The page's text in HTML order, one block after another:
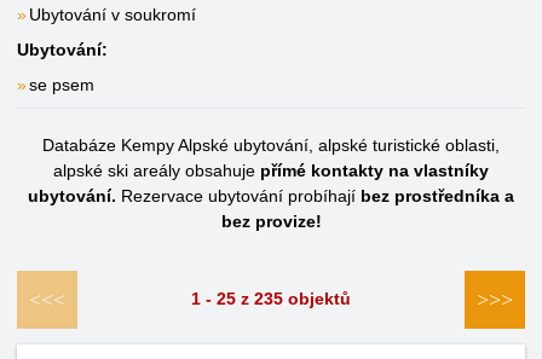
Ubytování v soukromí
Ubytování:
se psem
Databáze Kempy Alpské ubytování, alpské turistické oblasti,
alpské ski areály obsahuje přímé kontakty na vlastníky
ubytování. Rezervace ubytování probíhají bez prostředníka a
bez provize!
<<< 1 - 25 z 235 objektů >>>